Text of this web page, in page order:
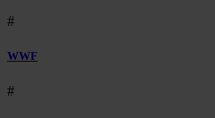
#
WWF
#